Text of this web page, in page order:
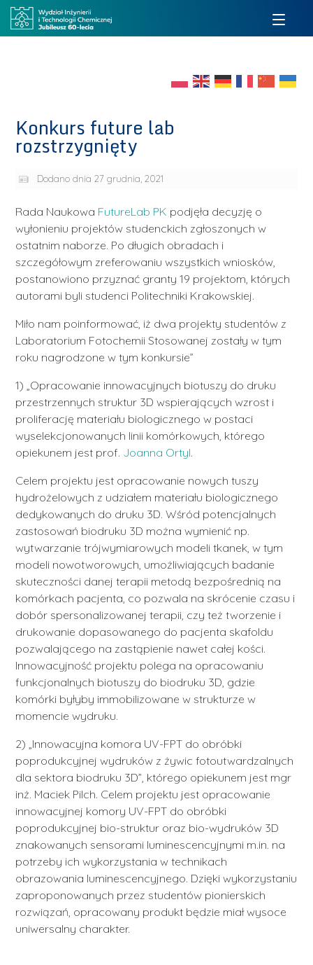
Konkurs future lab
rozstrzygnięty
Dodano dnia 27 grudnia, 2021
Rada Naukowa FutureLab PK podjęła decyzję o
wyłonieniu projektów studenckich zgłoszonych w
ostatnim naborze. Po długich obradach i
szczegółowym zreferowaniu wszystkich wniosków,
postanowiono przyznać granty 19 projektom, których
autorami byli studenci Politechniki Krakowskiej.
Miło nam poinformować, iż dwa projekty studentów z
Laboratorium Fotochemii Stosowanej zostały w tym
roku nagrodzone w tym konkursie”
1) „Opracowanie innowacyjnych biotuszy do druku
przestrzennych struktur 3D wspierających wzrost i
proliferację materiału biologicznego w postaci
wyselekcjonowanych linii komórkowych, którego
opiekunem jest prof. Joanna Ortyl.
Celem projektu jest opracowanie nowych tuszy
hydrożelowych z udziałem materiału biologicznego
dedykowanych do druku 3D. Wśród potencjalnych
zastosowań biodruku 3D można wymienić np.
wytwarzanie trójwymiarowych modeli tkanek, w tym
modeli nowotworowych, umożliwiających badanie
skuteczności danej terapii metodą bezpośrednią na
komórkach pacjenta, co pozwala na skrócenie czasu i
dobór spersonalizowanej terapii, czy też tworzenie i
drukowanie dopasowanego do pacjenta skafoldu
pozwalającego na zastąpienie nawet całej kości.
Innowacyjność projektu polega na opracowaniu
funkcjonalnych biotuszy do biodruku 3D, gdzie
komórki byłyby immobilizowane w strukturze w
momencie wydruku.
2) „Innowacyjna komora UV-FPT do obróbki
poprodukcyjnej wydruków z żywic fotoutwardzalnych
dla sektora biodruku 3D”, którego opiekunem jest mgr
inż. Maciek Pilch. Celem projektu jest opracowanie
innowacyjnej komory UV-FPT do obróbki
poprodukcyjnej bio-struktur oraz bio-wydruków 3D
znakowanych sensorami luminescencyjnymi m.in. na
potrzeby ich wykorzystania w technikach
obrazowania luminescencyjnego. Dzięki wykorzystaniu
zaproponowanych przez studentów pionierskich
rozwiązań, opracowany produkt będzie miał wysoce
uniwersalny charakter.